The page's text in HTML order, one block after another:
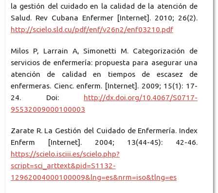
la gestión del cuidado en la calidad de la atención de
Salud. Rev Cubana Enfermer [Internet]. 2010; 26(2).
http://scielo.sld.cu/pdf/enf/v26n2/enf03210.pdf
Milos P, Larrain A, Simonetti M. Categorización de
servicios de enfermería: propuesta para asegurar una
atención de calidad en tiempos de escasez de
enfermeras. Cienc. enferm. [Internet]. 2009; 15(1): 17-
24. Doi: http://dx.doi.org/10.4067/S0717-
95532009000100003
Zarate R. La Gestión del Cuidado de Enfermería. Index
Enferm [Internet]. 2004; 13(44-45): 42-46.
https://scielo.isciii.es/scielo.php?
script=sci_arttext&pid=S1132-
12962004000100009&lng=es&nrm=iso&tlng=es